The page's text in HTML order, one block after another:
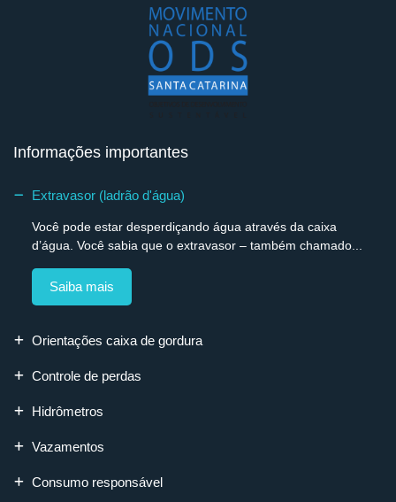
Informações importantes
Extravasor (ladrão d'água)
Você pode estar desperdiçando água através da caixa
d’água. Você sabia que o extravasor – também chamado...
Saiba mais
Orientações caixa de gordura
Controle de perdas
Hidrômetros
Vazamentos
Consumo responsável